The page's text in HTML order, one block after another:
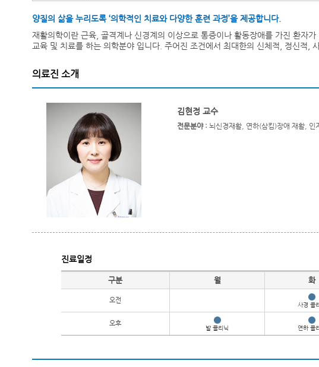
양질의 삶을 누리도록 ‘의학적인 치료와 다양한 훈련 과정’을 제공합니다.
재활의학이란 근육, 골격계나 신경계의 이상으로 통증이나 활동장애를 가진 환자
교육 및 치료를 하는 의학분야 입니다. 주어진 조건에서 최대한의 신체적, 정신적
의료진 소개
김현정 교수
전문분야 : 뇌신경재활, 연하(삼킴)장애 재활, 인
진료일정
진료일정
구분 월 화
오전
사경 클
오후
발 클리닉 연하 클